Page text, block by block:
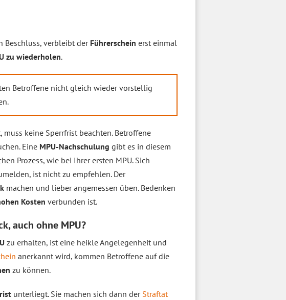
Beschluss, verbleibt der Führerschein erst einmal
zu wiederholen.
Betroffene nicht gleich wieder vorstellig
keine Sperrfrist beachten. Betroffene
Eine MPU-Nachschulung gibt es in diesem
Prozess, wie bei Ihrer ersten MPU. Sich
ist nicht zu empfehlen. Der
machen und lieber angemessen üben. Bedenken
Kosten verbunden ist.
auch ohne MPU?
zu erhalten, ist eine heikle Angelegenheit und
anerkannt wird, kommen Betroffene auf die
zu können.
unterliegt. Sie machen sich dann der Straftat